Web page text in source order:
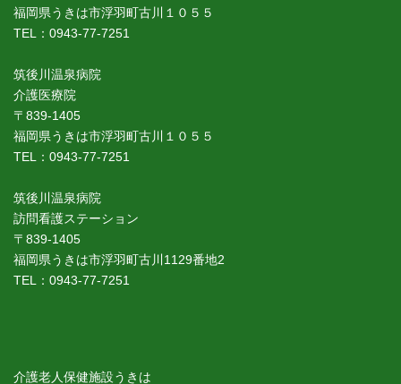
福岡県うきは市浮羽町古川１０５５
TEL：0943-77-7251
筑後川温泉病院
介護医療院
〒839-1405
福岡県うきは市浮羽町古川１０５５
TEL：0943-77-7251
筑後川温泉病院
訪問看護ステーション
〒839-1405
福岡県うきは市浮羽町古川1129番地2
TEL：0943-77-7251
介護老人保健施設うきは